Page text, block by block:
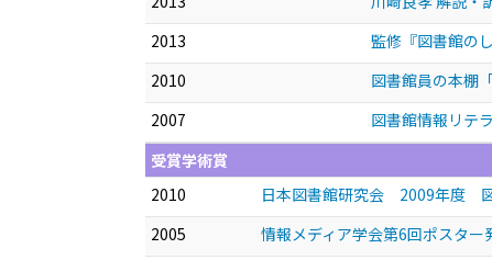
2013
監修『図書館の
2010
図書館員の本棚
2007
図書館情報リテ
受賞学術賞
2010
日本図書館研究会 2009年度
2005
情報メディア学会第6回ポスタ